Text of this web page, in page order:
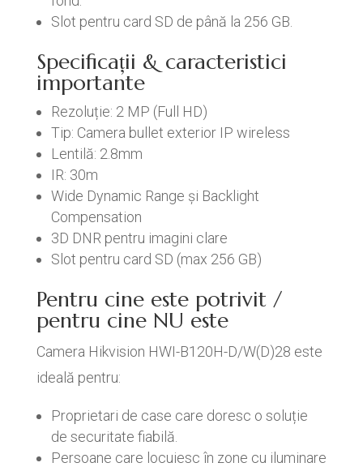
Slot pentru card SD de până la 256 GB.
Specificații & caracteristici
importante
Rezoluție: 2 MP (Full HD)
Tip: Camera bullet exterior IP wireless
Lentilă: 2.8mm
IR: 30m
Wide Dynamic Range și Backlight
Compensation
3D DNR pentru imagini clare
Slot pentru card SD (max 256 GB)
Pentru cine este potrivit /
pentru cine NU este
Camera Hikvision HWI-B120H-D/W(D)28 este
ideală pentru:
Proprietari de case care doresc o soluție
de securitate fiabilă.
Persoane care locuiesc în zone cu iluminare